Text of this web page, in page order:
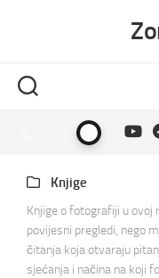
Knjige
Knjige o fotografiji u ovoj
povijesni pregledi, nego
čitanja koja otvaraju
sjećanja i načina na koji